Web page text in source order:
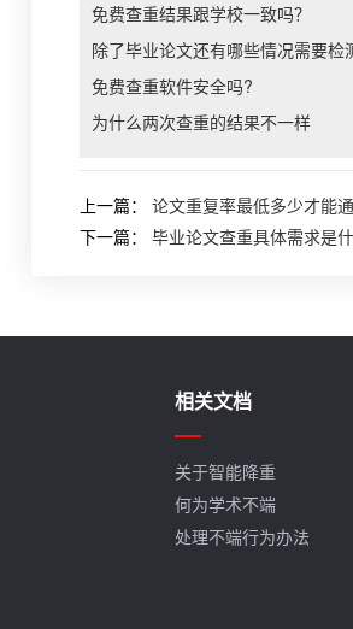
免费查重结果跟学校一致吗？
除了毕业论文还有哪些情况需要检
免费查重软件安全吗?
为什么两次查重的结果不一样
上一篇： 论文重复率最低多少才能
下一篇： 毕业论文查重具体需求是什
相关文档
关于智能降重
何为学术不端
处理不端行为办法